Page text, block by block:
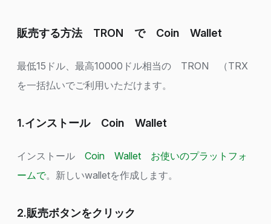
販売する方法 TRON で Coin Wallet
最低15ドル、最高10000ドル相当の TRON （TRX
を一括払いでご利用いただけます。
1.インストール Coin Wallet
インストール Coin Wallet お使いのプラットフォ
ームで。新しいwalletを作成します。
2.販売ボタンをクリック